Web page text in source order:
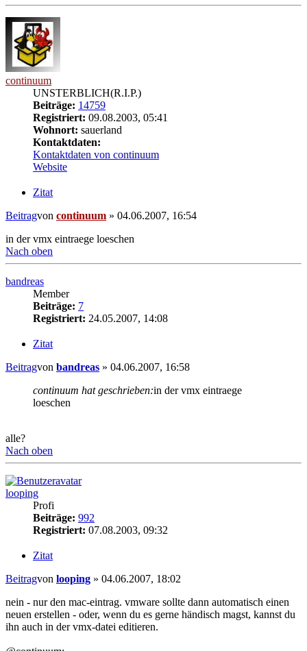
continuum
UNSTERBLICH(R.I.P.)
Beiträge: 14759
Registriert: 09.08.2003, 05:41
Wohnort: sauerland
Kontaktdaten:
Kontaktdaten von continuum
Website
Zitat
Beitragvon continuum » 04.06.2007, 16:54
in der vmx eintraege loeschen
Nach oben
bandreas
Member
Beiträge: 7
Registriert: 24.05.2007, 14:08
Zitat
Beitragvon bandreas » 04.06.2007, 16:58
continuum hat geschrieben:in der vmx eintraege
loeschen
alle?
Nach oben
looping
Profi
Beiträge: 992
Registriert: 07.08.2003, 09:32
Zitat
Beitragvon looping » 04.06.2007, 18:02
nein - nur den mac-eintrag. vmware sollte dann automatisch einen
neuen erstellen - oder, wenn du es gerne händisch magst, kannst du
ihn auch in der vmx-datei editieren.